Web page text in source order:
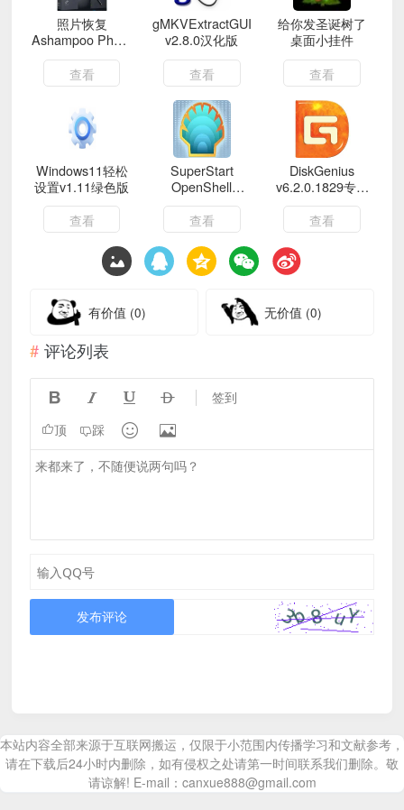
照片恢复
Ashampoo Photo
Recovery v3.0.1
查看
gMKVExtractGUI
v2.8.0汉化版
查看
给你发圣诞树了
桌面小挂件
查看
Windows11轻松
设置v1.11绿色版
查看
SuperStart
OpenShell
v4.4.198
查看
DiskGenius
v6.2.0.1829专业
版
查看
有价值 (0) 无价值 (0)
评论列表
    签到
顶 踩  
发布评论
本站内容全部来源于互联网搬运，仅限于小范围内传播学习和文献参考，
请在下载后24小时内删除，如有侵权之处请第一时间联系我们删除。敬
请谅解! E-mail：canxue888@gmail.com